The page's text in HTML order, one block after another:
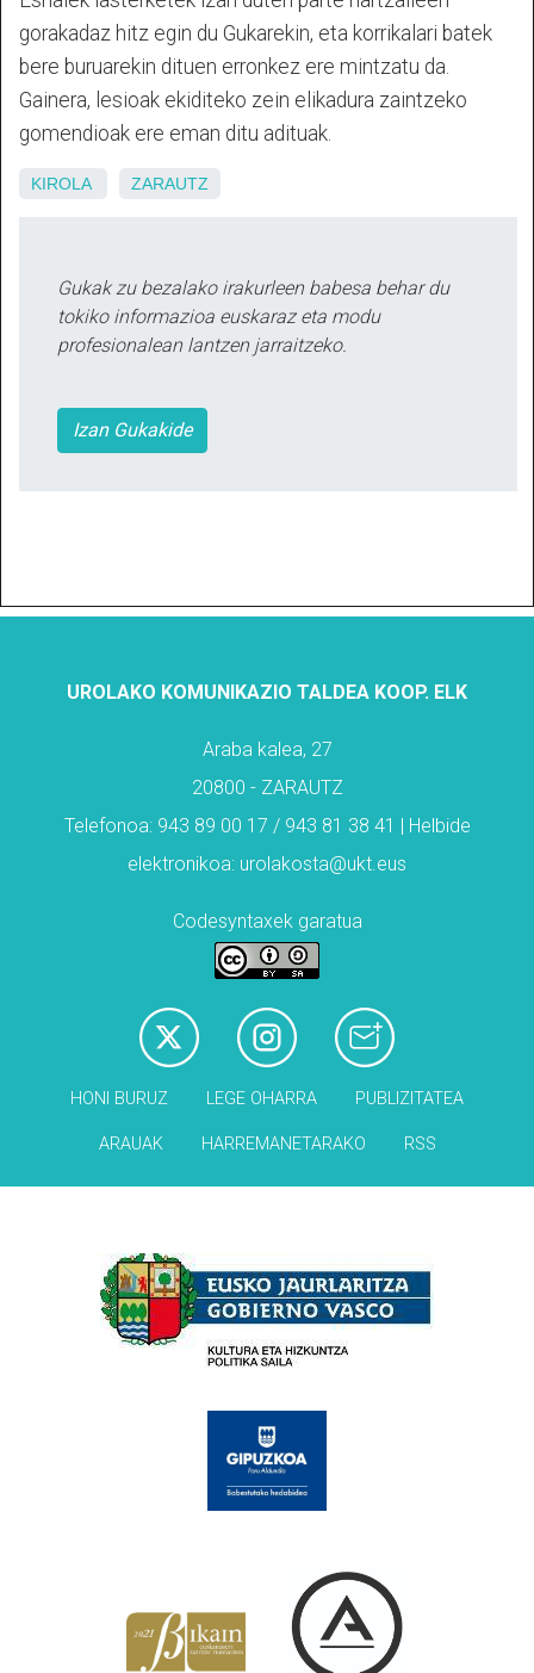
gorakadaz hitz egin du Gukarekin, eta korrikalari batek
bere buruarekin dituen erronkez ere mintzatu da.
Gainera, lesioak ekiditeko zein elikadura zaintzeko
gomendioak ere eman ditu adituak.
KIROLA ZARAUTZ
Gukak zu bezalako irakurleen babesa behar du
tokiko informazioa euskaraz eta modu
profesionalean lantzen jarraitzeko.
Izan Gukakide
UROLAKO KOMUNIKAZIO TALDEA KOOP. ELK
Araba kalea, 27
20800 - ZARAUTZ
Telefonoa: 943 89 00 17 / 943 81 38 41 | Helbide
elektronikoa: urolakosta@ukt.eus
Codesyntaxek garatua
HONI BURUZ LEGE OHARRA PUBLIZITATEA
ARAUAK HARREMANETARAKO RSS